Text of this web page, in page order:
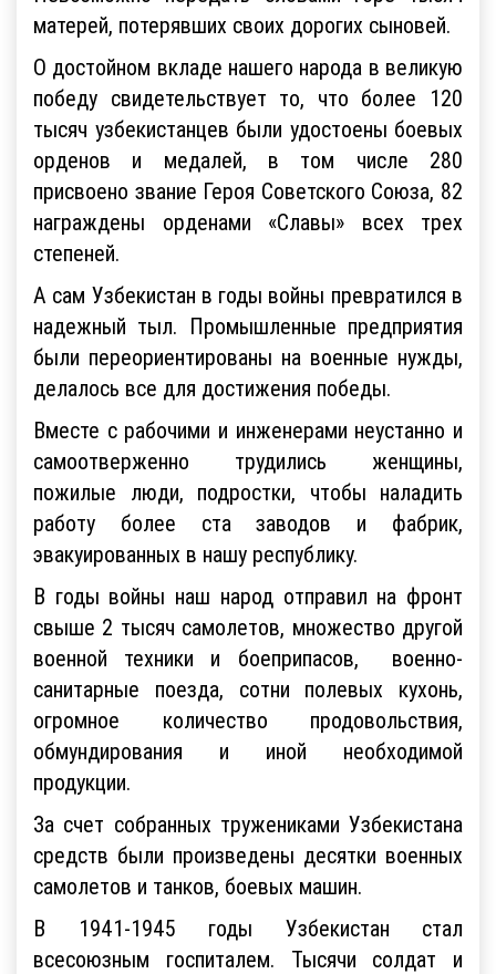
матерей, потерявших своих дорогих сыновей.
О достойном вкладе нашего народа в великую
победу свидетельствует то, что более 120
тысяч узбекистанцев были удостоены боевых
орденов и медалей, в том числе 280
присвоено звание Героя Советского Союза, 82
награждены орденами «Славы» всех трех
степеней.
А сам Узбекистан в годы войны превратился в
надежный тыл. Промышленные предприятия
были переориентированы на военные нужды,
делалось все для достижения победы.
Вместе с рабочими и инженерами неустанно и
самоотверженно трудились женщины,
пожилые люди, подростки, чтобы наладить
работу более ста заводов и фабрик,
эвакуированных в нашу республику.
В годы войны наш народ отправил на фронт
свыше 2 тысяч самолетов, множество другой
военной техники и боеприпасов, военно-
санитарные поезда, сотни полевых кухонь,
огромное количество продовольствия,
обмундирования и иной необходимой
продукции.
За счет собранных тружениками Узбекистана
средств были произведены десятки военных
самолетов и танков, боевых машин.
В 1941-1945 годы Узбекистан стал
всесоюзным госпиталем. Тысячи солдат и